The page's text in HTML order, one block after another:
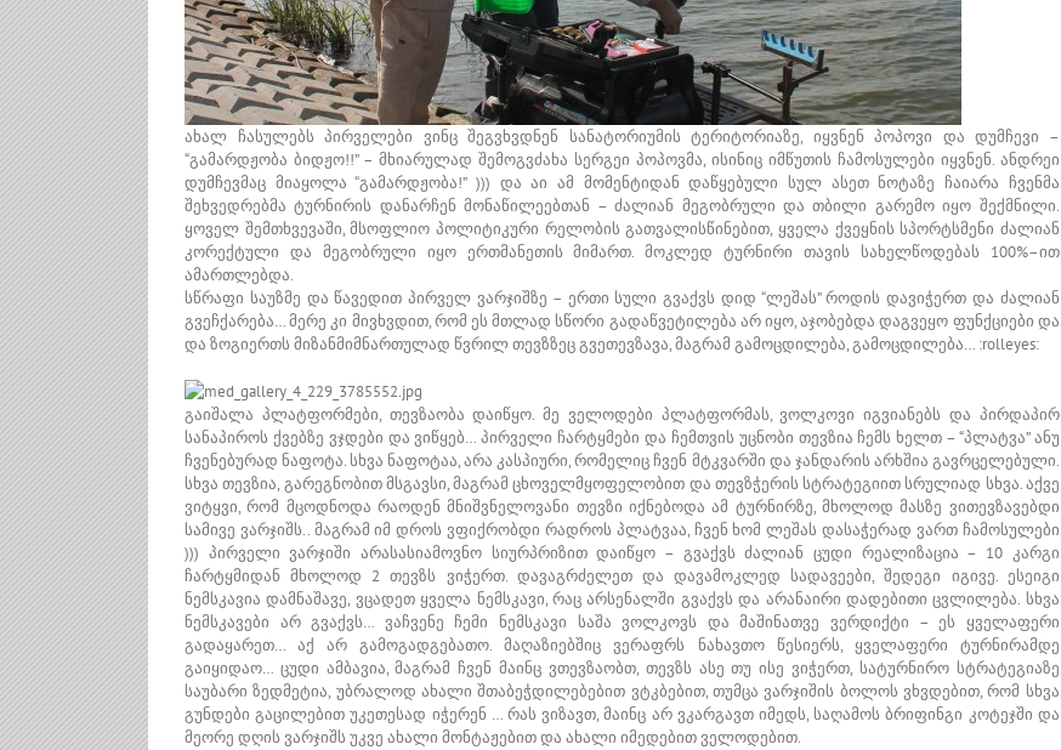
ახალ ჩასულებს პირველები ვინც შეგვხვდნენ სანატორიუმის ტერიტორიაზე, იყვნენ პოპოვი და დუმჩევი –
“გამარდჟობა ბიდჟო!!” – მხიარულად შემოგვძახა სერგეი პოპოვმა, ისინიც იმწუთის ჩამოსულები იყვნენ. ანდრეი
დუმჩევმაც მიაყოლა “გამარდჟობა!” ))) და აი ამ მომენტიდან დაწყებული სულ ასეთ ნოტაზე ჩაიარა ჩვენმა
შეხვედრებმა ტურნირის დანარჩენ მონაწილეებთან – ძალიან მეგობრული და თბილი გარემო იყო შექმნილი.
ყოველ შემთხვევაში, მსოფლიო პოლიტიკური რელობის გათვალისწინებით, ყველა ქვეყნის სპორტსმენი ძალიან
კორექტული და მეგობრული იყო ერთმანეთის მიმართ. მოკლედ ტურნირი თავის სახელწოდებას 100%–ით
ამართლებდა.
სწრაფი საუზმე და წავედით პირველ ვარჯიშზე – ერთი სული გვაქვს დიდ “ლეშას” როდის დავიჭერთ და ძალიან
გვეჩქარება… მერე კი მივხვდით, რომ ეს მთლად სწორი გადაწვეტილება არ იყო, აჯობებდა დაგვეყო ფუნქციები და
და ზოგიერთს მიზანმიმნართულად წვრილ თევზზეც გვეთევზავა, მაგრამ გამოცდილება, გამოცდილება… :rolleyes:
გაიშალა პლატფორმები, თევზაობა დაიწყო. მე ველოდები პლატფორმას, ვოლკოვი იგვიანებს და პირდაპირ
სანაპიროს ქვებზე ვჯდები და ვიწყებ… პირველი ჩარტყმები და ჩემთვის უცნობი თევზია ჩემს ხელთ – “პლატვა” ანუ
ჩვენებურად ნაფოტა. სხვა ნაფოტაა, არა კასპიური, რომელიც ჩვენ მტკვარში და ჯანდარის არხშია გავრცელებული.
სხვა თევზია, გარეგნობით მსგავსი, მაგრამ ცხოველმყოფელობით და თევზჭერის სტრატეგიით სრულიად სხვა. აქვე
ვიტყვი, რომ მცოდნოდა რაოდენ მნიშვნელოვანი თევზი იქნებოდა ამ ტურნირზე, მხოლოდ მასზე ვითევზავებდი
სამივე ვარჯიშს.. მაგრამ იმ დროს ვფიქრობდი რადროს პლატვაა, ჩვენ ხომ ლეშას დასაჭერად ვართ ჩამოსულები
))) პირველი ვარჯიში არასასიამოვნო სიურპრიზით დაიწყო – გვაქვს ძალიან ცუდი რეალიზაცია – 10 კარგი
ჩარტყმიდან მხოლოდ 2 თევზს ვიჭერთ. დავაგრძელეთ და დავამოკლედ სადავეები, შედეგი იგივე. ესეიგი
ნემსკავია დამნაშავე, ვცადეთ ყველა ნემსკავი, რაც არსენალში გვაქვს და არანაირი დადებითი ცვლილება. სხვა
ნემსკავები არ გვაქვს… ვაჩვენე ჩემი ნემსკავი საშა ვოლკოვს და მაშინათვე ვერდიქტი – ეს ყველაფერი
გადაყარეთ… აქ არ გამოგადგებათო. მაღაზიებშიც ვერაფრს ნახავთო წესიერს, ყველაფერი ტურნირამდე
გაიყიდაო… ცუდი ამბავია, მაგრამ ჩვენ მაინც ვთევზაობთ, თევზს ასე თუ ისე ვიჭერთ, სატურნირო სტრატეგიაზე
საუბარი ზედმეტია, უბრალოდ ახალი შთაბეჭდილებებით ვტკბებით, თუმცა ვარჯიშის ბოლოს ვხვდებით, რომ სხვა
გუნდები გაცილებით უკეთესად იჭერენ … რას ვიზავთ, მაინც არ ვკარგავთ იმედს, საღამოს ბრიფინგი კოტეჯში და
მეორე დღის ვარჯიშს უკვე ახალი მონტაჟებით და ახალი იმედებით ველოდებით.